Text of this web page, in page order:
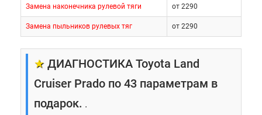
Замена наконечника рулевой тяги от 2290
Замена пыльников рулевых тяг от 2290
★ ДИАГНОСТИКА Toyota Land
Cruiser Prado по 43 параметрам в
подарок. .